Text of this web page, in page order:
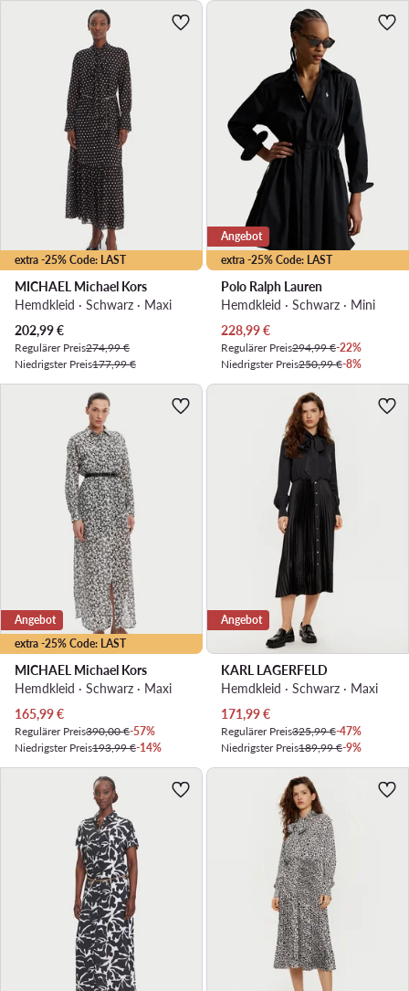
extra -25% Code: LAST
MICHAEL Michael Kors
Hemdkleid · Schwarz · Maxi
Aktueller Preis
202,99€
Regulärer Preis274,99 €
Niedrigster Preis177,99 €
extra -25% Code: LAST
Angebot
Polo Ralph Lauren
Hemdkleid · Schwarz · Mini
Aktueller Preis
228,99€
Regulärer Preis294,99 €-22%
Niedrigster Preis250,99 €-8%
extra -25% Code: LAST
Angebot
MICHAEL Michael Kors
Hemdkleid · Schwarz · Maxi
Aktueller Preis
165,99€
Regulärer Preis390,00 €-57%
Niedrigster Preis193,99 €-14%
Angebot
KARL LAGERFELD
Hemdkleid · Schwarz · Maxi
Aktueller Preis
171,99€
Regulärer Preis325,99 €-47%
Niedrigster Preis189,99 €-9%